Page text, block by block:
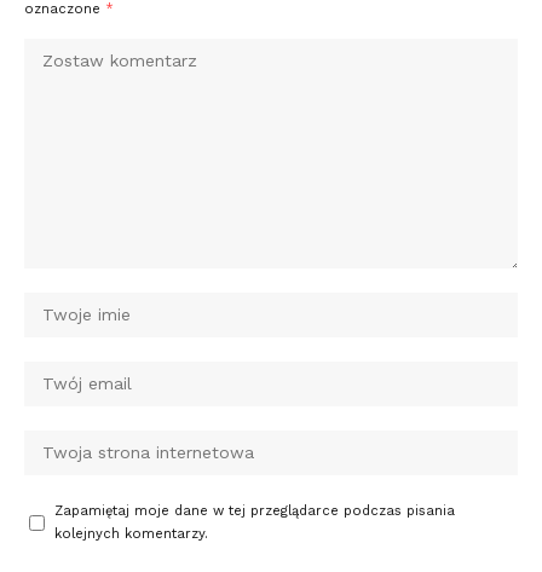
oznaczone *
Zapamiętaj moje dane w tej przeglądarce podczas pisania
kolejnych komentarzy.